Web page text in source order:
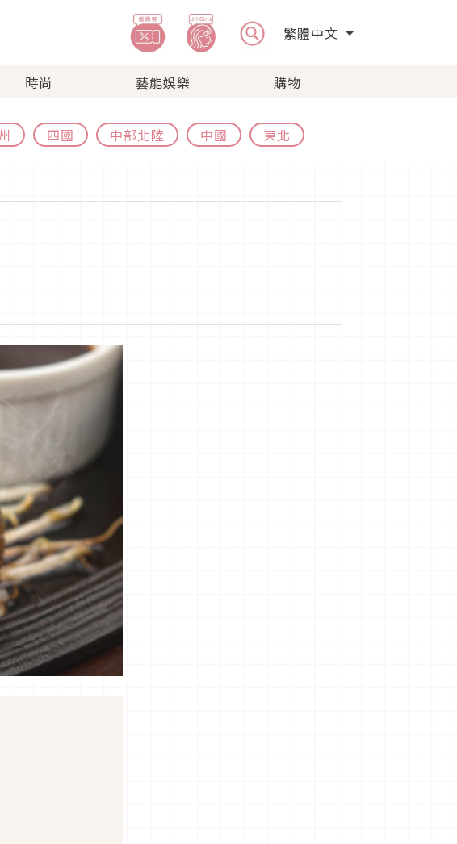
繁體中文
時尚 藝能娛樂 購物
四國 中部北陸 中國 東北